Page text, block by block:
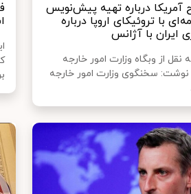
آمریکا درباره تهیه پیش‌نویس
با تروئیکای اروپا درباره
ایران با آژانس
نقل از وبگاه وزارت امور خارجه
نوشت: سخنگوی وزارت امور خارجه